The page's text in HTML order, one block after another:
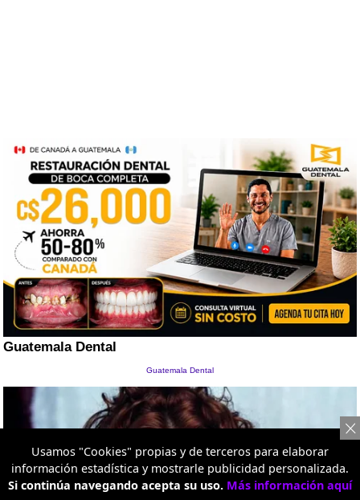
Usamos "Cookies" propias y de terceros para elaborar
información estadística y mostrarle publicidad personalizada.
Si continúa navegando acepta su uso. Más información aquí